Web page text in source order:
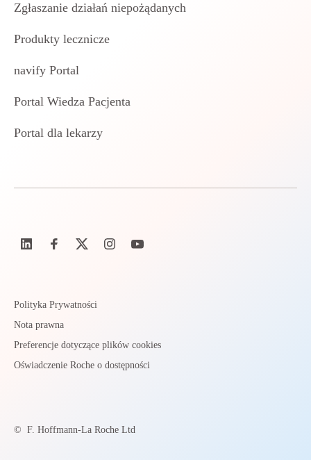
Zgłaszanie działań niepożądanych
Produkty lecznicze
navify Portal
Portal Wiedza Pacjenta
Portal dla lekarzy
Polityka Prywatności
Nota prawna
Preferencje dotyczące plików cookies
Oświadczenie Roche o dostępności
© F. Hoffmann-La Roche Ltd